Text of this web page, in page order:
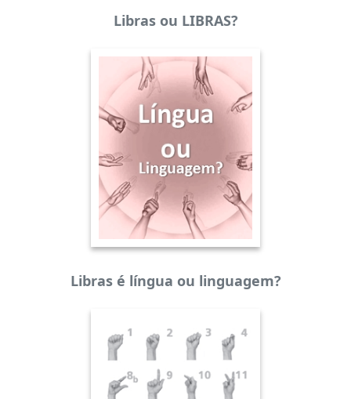
Libras ou LIBRAS?
Libras é língua ou linguagem?